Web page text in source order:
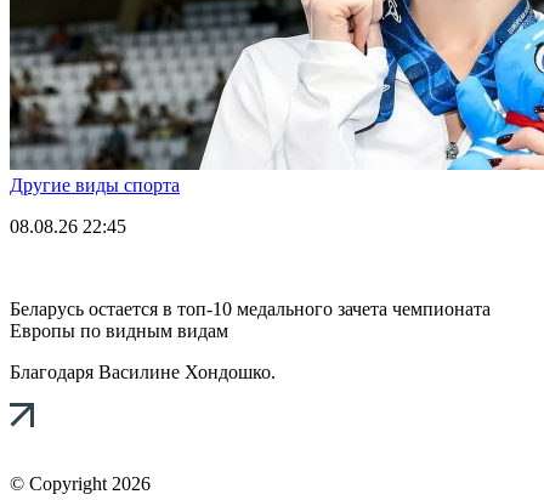
Другие виды спорта
08.08.26 22:45
Беларусь остается в топ-10 медального зачета чемпионата
Европы по видным видам
Благодаря Василине Хондошко.
© Copyright 2026